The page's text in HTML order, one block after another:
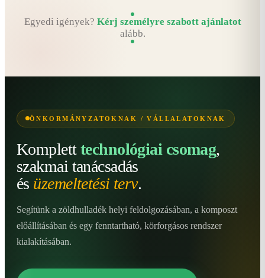
Egyedi igények? Kérj személyre szabott ajánlatot
alább.
ÖNKORMÁNYZATOKNAK / VÁLLALATOKNAK
Kompletttechnológiai csomag,
szakmai tanácsadás
és üzemeltetési terv.
Segítünk a zöldhulladék helyi feldolgozásában, a komposzt
előállításában és egy fenntartható, körforgásos rendszer
kialakításában.